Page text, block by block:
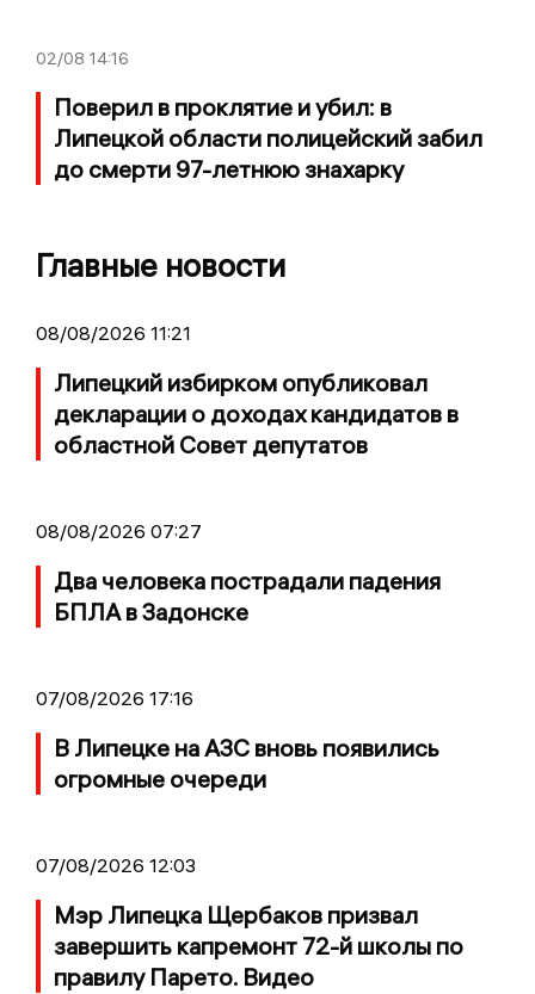
02/08 14:16
Поверил в проклятие и убил: в
Липецкой области полицейский забил
до смерти 97-летнюю знахарку
Главные новости
08/08/2026 11:21
Липецкий избирком опубликовал
декларации о доходах кандидатов в
областной Совет депутатов
08/08/2026 07:27
Два человека пострадали падения
БПЛА в Задонске
07/08/2026 17:16
В Липецке на АЗС вновь появились
огромные очереди
07/08/2026 12:03
Мэр Липецка Щербаков призвал
завершить капремонт 72-й школы по
правилу Парето. Видео